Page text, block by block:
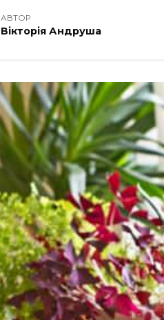
АВТОР
Вікторія Андруша